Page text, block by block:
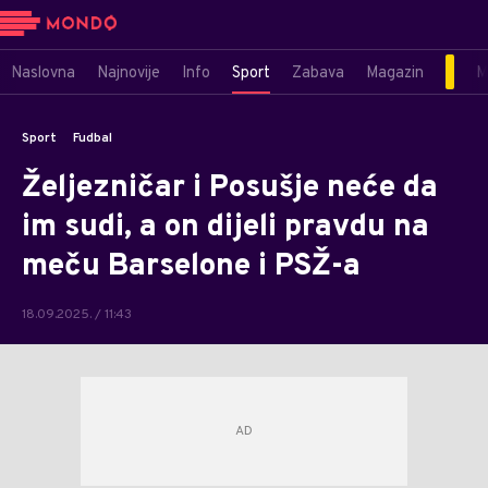
Naslovna Najnovije Info Sport Zabava Magazin
Sport Fudbal
Željezničar i Posušje neće da
im sudi, a on dijeli pravdu na
meču Barselone i PSŽ-a
18.09.2025. / 11:43